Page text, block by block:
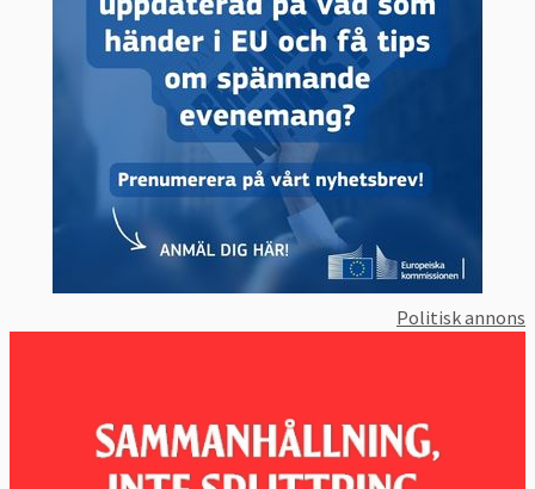
verkställas i en annan medlemsstat och en
europeisk arresteringsorder som gäller en
misstänkt brottsling, utfärdad i en
medlemsstat måste kunna verkställas i en
annan medlemsstat,förklarar EU-
kommissionen.
Statliga Svenska institutet för
europapolitiska studier, Sieps, som bland
annat bedriver forskning om EUhar listat fem
skältill varför det är problematiskt när
medlemsländer inte respekterar rättsstaten,
Respekten och förtroendet mellan
medlemsländer riskeras vilket kan
påverkar EU:s lagstiftningsprocess
Politisk annons